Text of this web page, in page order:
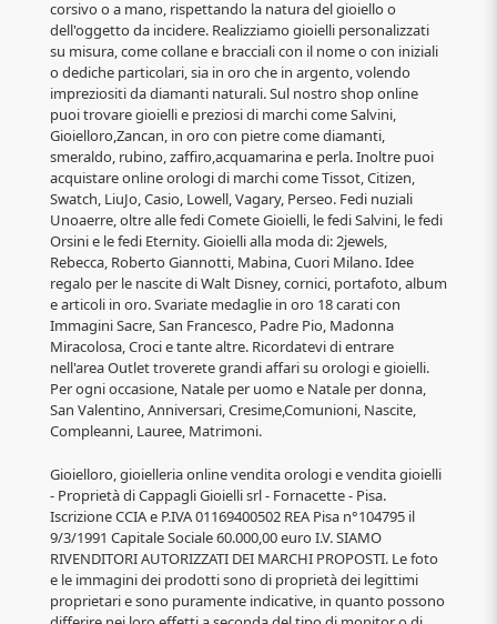
corsivo o a mano, rispettando la natura del gioiello o
dell'oggetto da incidere. Realizziamo gioielli personalizzati
su misura, come collane e bracciali con il nome o con iniziali
o dediche particolari, sia in oro che in argento, volendo
impreziositi da diamanti naturali. Sul nostro shop online
puoi trovare gioielli e preziosi di marchi come Salvini,
Gioielloro,Zancan, in oro con pietre come diamanti,
smeraldo, rubino, zaffiro,acquamarina e perla. Inoltre puoi
acquistare online orologi di marchi come Tissot, Citizen,
Swatch, LiuJo, Casio, Lowell, Vagary, Perseo. Fedi nuziali
Unoaerre, oltre alle fedi Comete Gioielli, le fedi Salvini, le fedi
Orsini e le fedi Eternity. Gioielli alla moda di: 2jewels,
Rebecca, Roberto Giannotti, Mabina, Cuori Milano. Idee
regalo per le nascite di Walt Disney, cornici, portafoto, album
e articoli in oro. Svariate medaglie in oro 18 carati con
Immagini Sacre, San Francesco, Padre Pio, Madonna
Miracolosa, Croci e tante altre. Ricordatevi di entrare
nell'area Outlet troverete grandi affari su orologi e gioielli.
Per ogni occasione, Natale per uomo e Natale per donna,
San Valentino, Anniversari, Cresime,Comunioni, Nascite,
Compleanni, Lauree, Matrimoni.
Gioielloro, gioielleria online vendita orologi e vendita gioielli
- Proprietà di Cappagli Gioielli srl - Fornacette - Pisa.
Iscrizione CCIA e P.IVA 01169400502 REA Pisa n°104795 il
9/3/1991 Capitale Sociale 60.000,00 euro I.V. SIAMO
RIVENDITORI AUTORIZZATI DEI MARCHI PROPOSTI. Le foto
e le immagini dei prodotti sono di proprietà dei legittimi
proprietari e sono puramente indicative, in quanto possono